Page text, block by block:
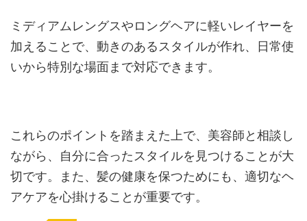
ミディアムレングスやロングヘアに軽いレイヤーを
加えることで、動きのあるスタイルが作れ、日常使
いから特別な場面まで対応できます。
これらのポイントを踏まえた上で、美容師と相談し
ながら、自分に合ったスタイルを見つけることが大
切です。また、髪の健康を保つためにも、適切なヘ
アケアを心掛けることが重要です。